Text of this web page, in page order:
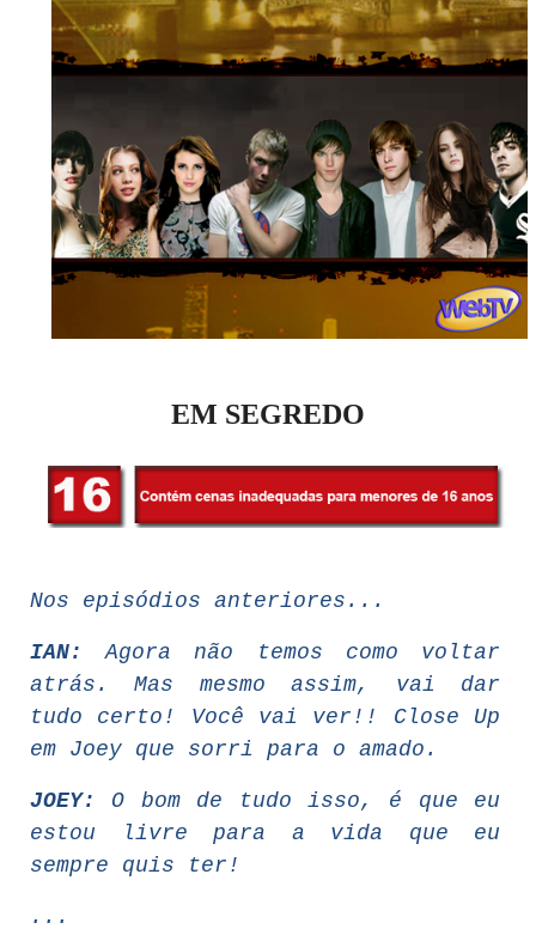
EM SEGREDO
Nos episódios anteriores...
IAN:
Agora não temos como voltar
atrás. Mas mesmo assim, vai dar
tudo certo! Você vai ver!! Close Up
em Joey que sorri para o amado.
JOEY:
O bom de tudo isso, é que eu
estou livre para a vida que eu
sempre quis ter!
...